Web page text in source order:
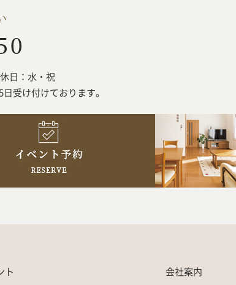
日：水・祝
受け付けております。
ト
会社案内